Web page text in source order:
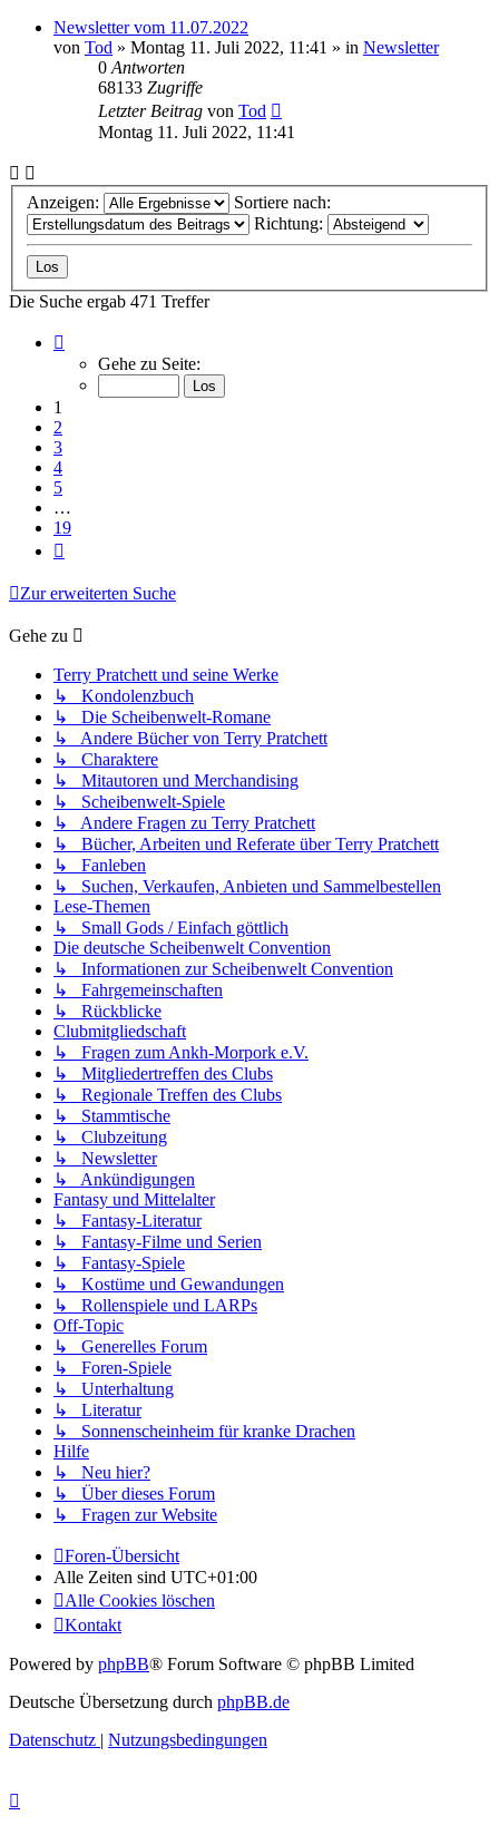
Newsletter vom 11.07.2022
von Tod » Montag 11. Juli 2022, 11:41 » in Newsletter
0 Antworten
68133 Zugriffe
Letzter Beitrag von Tod
Montag 11. Juli 2022, 11:41
Anzeigen:
Sortiere nach:
Richtung:
Die Suche ergab 471 Treffer
von
Gehe zu Seite:
1
2
3
4
5
…
19
Zur erweiterten Suche
Gehe zu
Terry Pratchett und seine Werke
↳ Kondolenzbuch
↳ Die Scheibenwelt-Romane
↳ Andere Bücher von Terry Pratchett
↳ Charaktere
↳ Mitautoren und Merchandising
↳ Scheibenwelt-Spiele
↳ Andere Fragen zu Terry Pratchett
↳ Bücher, Arbeiten und Referate über Terry Pratchett
↳ Fanleben
↳ Suchen, Verkaufen, Anbieten und Sammelbestellen
Lese-Themen
↳ Small Gods / Einfach göttlich
Die deutsche Scheibenwelt Convention
↳ Informationen zur Scheibenwelt Convention
↳ Fahrgemeinschaften
↳ Rückblicke
Clubmitgliedschaft
↳ Fragen zum Ankh-Morpork e.V.
↳ Mitgliedertreffen des Clubs
↳ Regionale Treffen des Clubs
↳ Stammtische
↳ Clubzeitung
↳ Newsletter
↳ Ankündigungen
Fantasy und Mittelalter
↳ Fantasy-Literatur
↳ Fantasy-Filme und Serien
↳ Fantasy-Spiele
↳ Kostüme und Gewandungen
↳ Rollenspiele und LARPs
Off-Topic
↳ Generelles Forum
↳ Foren-Spiele
↳ Unterhaltung
↳ Literatur
↳ Sonnenscheinheim für kranke Drachen
Hilfe
↳ Neu hier?
↳ Über dieses Forum
↳ Fragen zur Website
Foren-Übersicht
Alle Zeiten sind UTC+01:00
Alle Cookies löschen
Kontakt
Powered by phpBB® Forum Software © phpBB Limited
Deutsche Übersetzung durch phpBB.de
Datenschutz
Nutzungsbedingungen